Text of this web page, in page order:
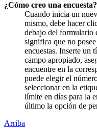
¿Cómo creo una encuesta?
Cuando inicia un
mismo, debe hacer
debajo del formulario
significa que no
encuestas. Inserte un
campo apropiado,
encuentre en la
puede elegir el
seleccionar en la
límite en días para la
último la opción de
Arriba